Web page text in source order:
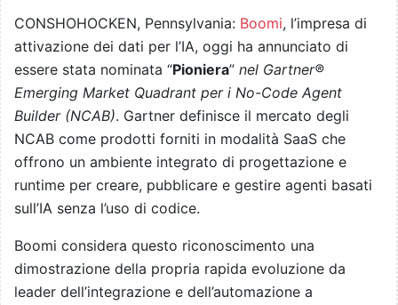
CONSHOHOCKEN, Pennsylvania: Boomi, l’impresa di
attivazione dei dati per l’IA, oggi ha annunciato di
essere stata nominata “Pioniera” nel Gartner®
Emerging Market Quadrant per i No-Code Agent
Builder (NCAB). Gartner definisce il mercato degli
NCAB come prodotti forniti in modalità SaaS che
offrono un ambiente integrato di progettazione e
runtime per creare, pubblicare e gestire agenti basati
sull’IA senza l’uso di codice.
Boomi considera questo riconoscimento una
dimostrazione della propria rapida evoluzione da
leader dell’integrazione e dell’automazione a